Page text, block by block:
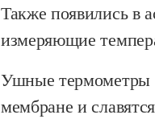
Также появились в
измеряющие
Ушные термометры
мембране и